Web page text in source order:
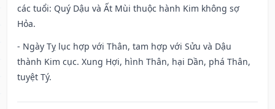
các tuổi: Quý Dậu và Ất Mùi thuộc hành Kim không sợ
Hỏa.
- Ngày Tỵ lục hợp với Thân, tam hợp với Sửu và Dậu
thành Kim cục. Xung Hợi, hình Thân, hại Dần, phá Thân,
tuyệt Tý.